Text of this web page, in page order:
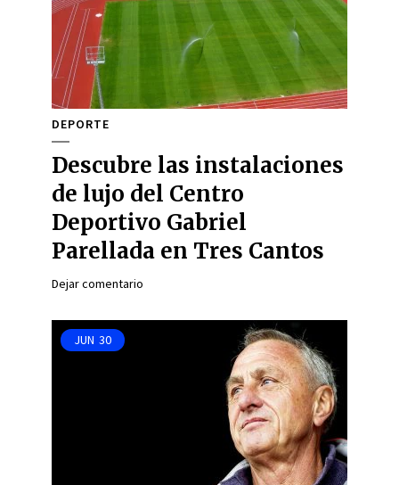
DEPORTE
Descubre las instalaciones
de lujo del Centro
Deportivo Gabriel
Parellada en Tres Cantos
Dejar comentario
JUN 30